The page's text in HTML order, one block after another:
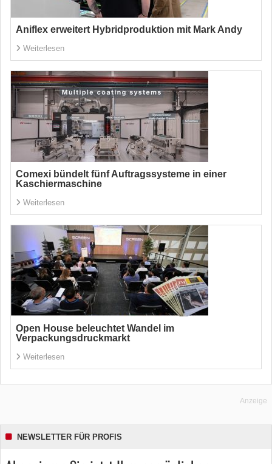
Aniflex erweitert Hybridproduktion mit Mark Andy
Weiterlesen
Comexi bündelt fünf Auftragssysteme in einer
Kaschiermaschine
Weiterlesen
Open House beleuchtet Wandel im
Verpackungsdruckmarkt
Weiterlesen
Anzeige
NEWSLETTER FÜR PROFIS